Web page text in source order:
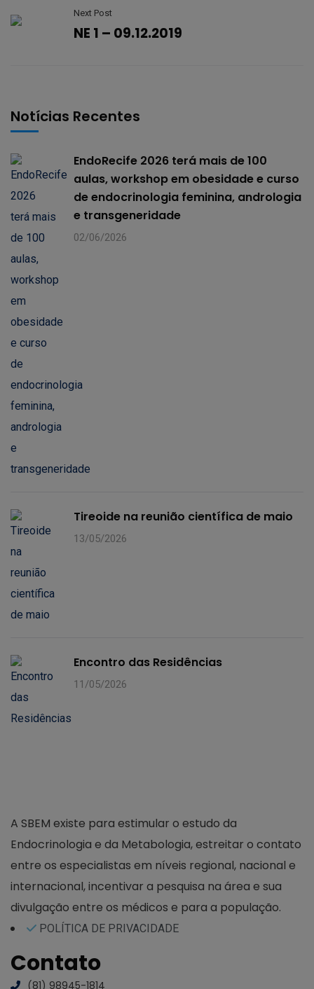
Next Post
NE 1 – 09.12.2019
Notícias Recentes
EndoRecife 2026 terá mais de 100
aulas, workshop em obesidade e curso
de endocrinologia feminina, andrologia
e transgeneridade
02/06/2026
Tireoide na reunião científica de maio
13/05/2026
Encontro das Residências
11/05/2026
A SBEM existe para estimular o estudo da
Endocrinologia e da Metabologia, estreitar o contato
entre os especialistas em níveis regional, nacional e
internacional, incentivar a pesquisa na área e sua
divulgação entre os médicos e para a população.
POLÍTICA DE PRIVACIDADE
Contato
(81) 98945-1814